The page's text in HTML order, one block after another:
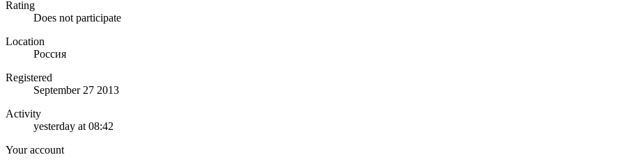
Rating
Does not participate
Location
Россия
Registered
September 27 2013
Activity
yesterday at 08:42
Your account